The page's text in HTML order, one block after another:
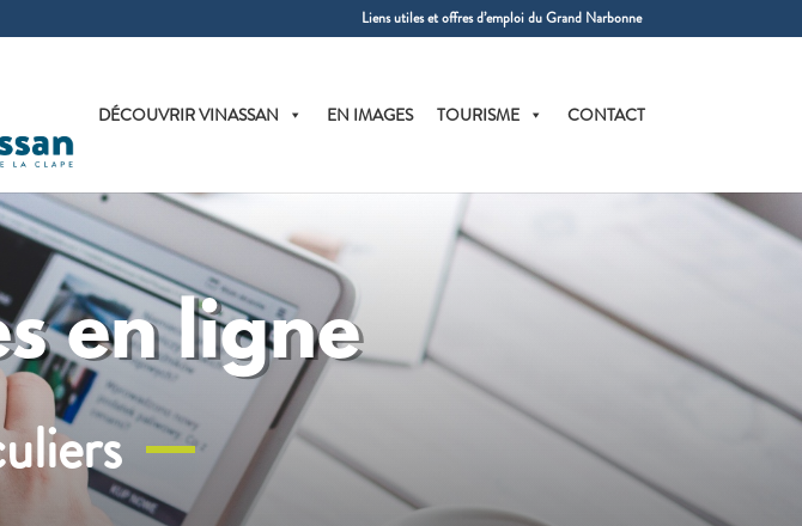
Liens utiles et offres d’emploi du Grand Narbonne
DÉCOUVRIR VINASSAN EN IMAGES TOURISME CONTACT
en ligne